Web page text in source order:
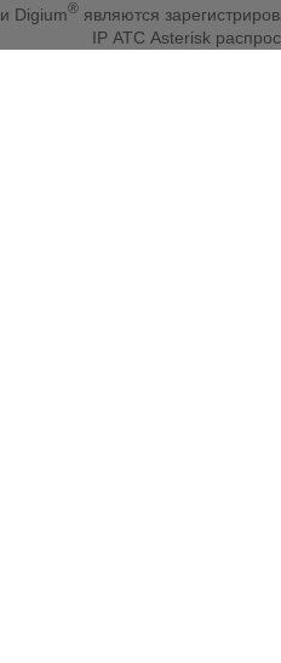
и Digium® являются
IP АТС Asterisk